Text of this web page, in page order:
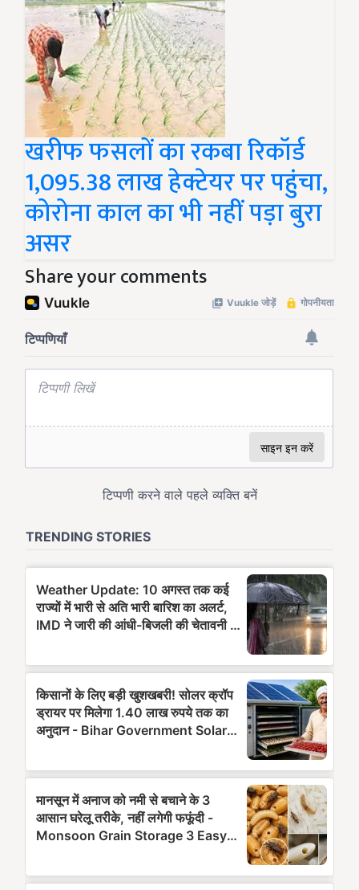
खरीफ फसलों का रकबा रिकॉर्ड
1,095.38 लाख हेक्टेयर पर पहुंचा,
कोरोना काल का भी नहीं पड़ा बुरा
असर
Share your comments